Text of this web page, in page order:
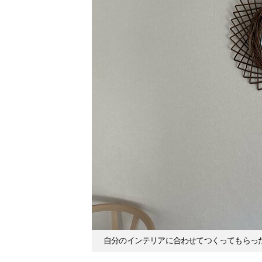
自分のインテリアに合わせてつくってもらっ